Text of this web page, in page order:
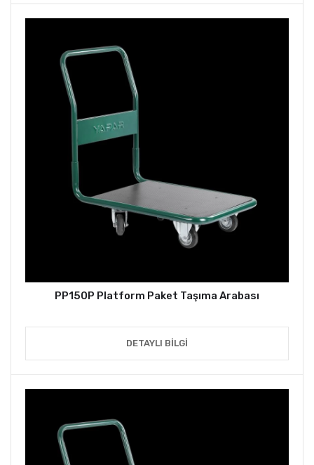
PP150P Platform Paket Taşıma Arabası
DETAYLI BILGI